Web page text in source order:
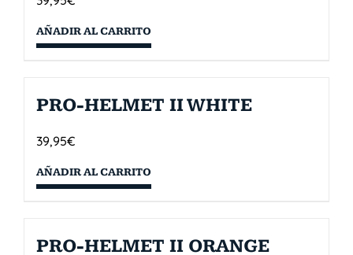
AÑADIR AL CARRITO
PRO-HELMET II WHITE
39,95€
AÑADIR AL CARRITO
PRO-HELMET II ORANGE